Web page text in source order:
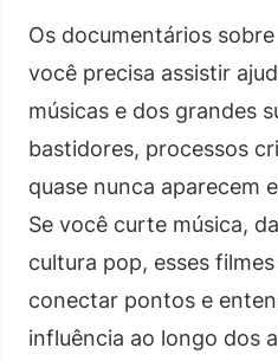
Os documentários
você precisa assistir
músicas e dos grandes
bastidores, processos
quase nunca aparecem
Se você curte música,
cultura pop, esses
conectar pontos e
influência ao longo dos